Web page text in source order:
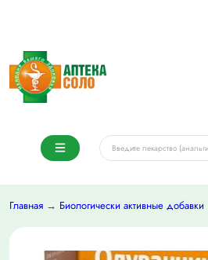
Главная → Биологически активные добавки